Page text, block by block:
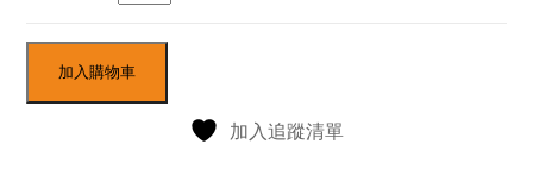
加入購物車
加入追蹤清單